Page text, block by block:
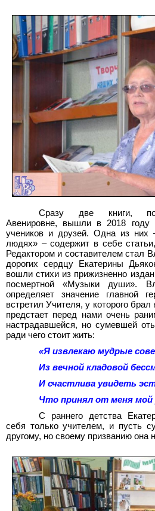
Сразу две книги,
Авенировне, вышли в 2018
году
учеников и друзей. Одна из них
людях» – содержит в себе
Редактором и составителем стал
дорогих сердцу Екатерины
вошли стихи из прижизненно
посмертной «Музыки души».
определяет значение главной
встретил Учителя, у которого
предстает перед нами очень
настрадавшейся, но сумевшей
ради чего стоит жить:
«Я извлекаю мудрые
Из вечной кладовой
И счастлива увидеть
Что принял от меня мой
С раннего детства
себя только учителем, и пусть
другому, но своему призванию она